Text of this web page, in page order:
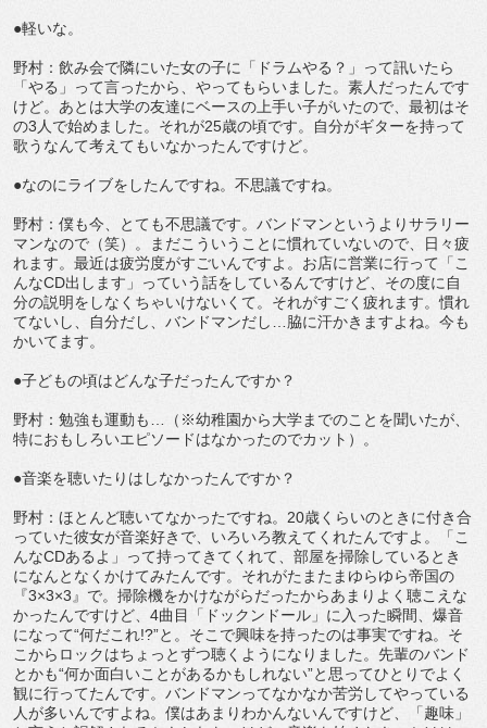
●軽いな。
野村：飲み会で隣にいた女の子に「ドラムやる？」って訊いたら
「やる」って言ったから、やってもらいました。素人だったんです
けど。あとは大学の友達にベースの上手い子がいたので、最初はそ
の3人で始めました。それが25歳の頃です。自分がギターを持って
歌うなんて考えてもいなかったんですけど。
●なのにライブをしたんですね。不思議ですね。
野村：僕も今、とても不思議です。バンドマンというよりサラリー
マンなので（笑）。まだこういうことに慣れていないので、日々疲
れます。最近は疲労度がすごいんですよ。お店に営業に行って「こ
んなCD出します」っていう話をしているんですけど、その度に自
分の説明をしなくちゃいけないくて。それがすごく疲れます。慣れ
てないし、自分だし、バンドマンだし…脇に汗かきますよね。今も
かいてます。
●子どもの頃はどんな子だったんですか？
野村：勉強も運動も…（※幼稚園から大学までのことを聞いたが、
特におもしろいエピソードはなかったのでカット）。
●音楽を聴いたりはしなかったんですか？
野村：ほとんど聴いてなかったですね。20歳くらいのときに付き合
っていた彼女が音楽好きで、いろいろ教えてくれたんですよ。「こ
んなCDあるよ」って持ってきてくれて、部屋を掃除しているとき
になんとなくかけてみたんです。それがたまたまゆらゆら帝国の
『3×3×3』で。掃除機をかけながらだったからあまりよく聴こえな
かったんですけど、4曲目「ドックンドール」に入った瞬間、爆音
になって“何だこれ!?”と。そこで興味を持ったのは事実ですね。そ
こからロックはちょっとずつ聴くようになりました。先輩のバンド
とかも“何か面白いことがあるかもしれない”と思ってひとりでよく
観に行ってたんです。バンドマンってなかなか苦労してやっている
人が多いんですよね。僕はあまりわかんないんですけど、「趣味」